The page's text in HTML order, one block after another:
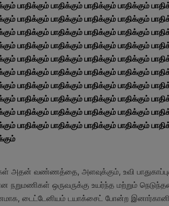
பாதிக்கும் பாதிக்கும் பாதிக்கும் பாதிக்கும்
பாதிக்கும் பாதிக்கும் பாதிக்கும் பாதிக்கும்
பாதிக்கும் பாதிக்கும் பாதிக்கும் பாதிக்கும்
பாதிக்கும் பாதிக்கும் பாதிக்கும் பாதிக்கும்
பாதிக்கும் பாதிக்கும் பாதிக்கும் பாதிக்கும்
பாதிக்கும் பாதிக்கும் பாதிக்கும் பாதிக்கும்
பாதிக்கும் பாதிக்கும் பாதிக்கும் பாதிக்கும்
பாதிக்கும் பாதிக்கும் பாதிக்கும் பாதிக்கும்
பாதிக்கும் பாதிக்கும் பாதிக்கும் பாதிக்கும்
பாதிக்கும் பாதிக்கும் பாதிக்கும் பாதிக்கும்
அதன் வண்ணத்தை, அளவுக்கும், உவி
நறுமணிகள் ஒருவருக்கு உயர்ந்த மற்றும்
டைட்டேனியம் டயாக்சைட் போன்ற